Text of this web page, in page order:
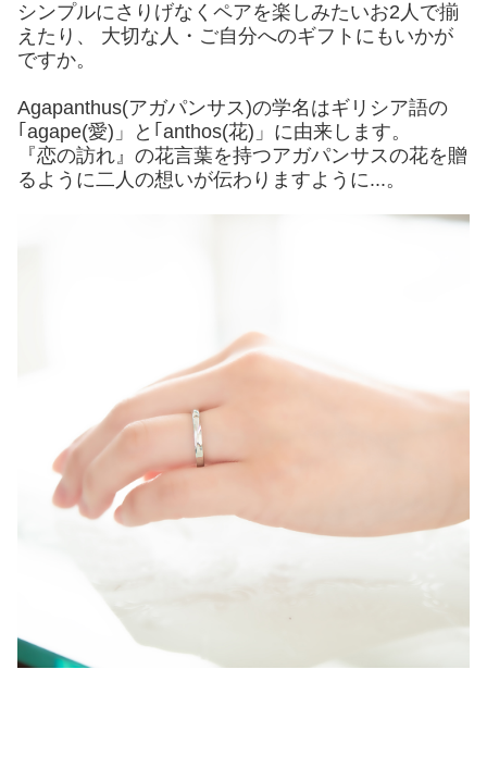
シンプルにさりげなくペアを楽しみたいお2人で揃
えたり、 大切な人・ご自分へのギフトにもいかが
ですか。
Agapanthus(アガパンサス)の学名はギリシア語の
｢agape(愛)」と｢anthos(花)」に由来します。
『恋の訪れ』の花言葉を持つアガパンサスの花を贈
るように二人の想いが伝わりますように...。